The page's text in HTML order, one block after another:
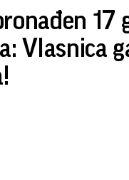
17
Vlasnica